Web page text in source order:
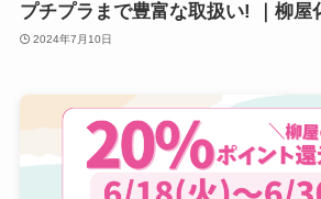
プチプラまで豊富な取扱い! ｜柳屋
2024年7月10日